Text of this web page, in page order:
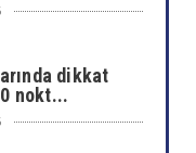
dikkat
nokt...